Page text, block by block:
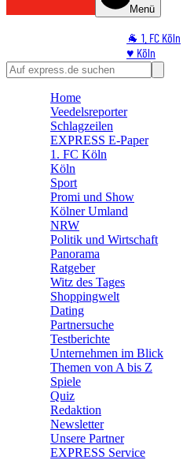
Menü
🐐 1. FC Köln
♥️ Köln
⭐ Promi
🛒 Shoppingwelt
Home
Veedelsreporter
Schlagzeilen
EXPRESS E-Paper
1. FC Köln
Köln
Sport
Promi und Show
Kölner Umland
NRW
Politik und Wirtschaft
Panorama
Ratgeber
Witz des Tages
Shoppingwelt
Dating
Partnersuche
Testberichte
Unternehmen im Blick
Themen von A bis Z
Spiele
Quiz
Redaktion
Newsletter
Unsere Partner
EXPRESS Service